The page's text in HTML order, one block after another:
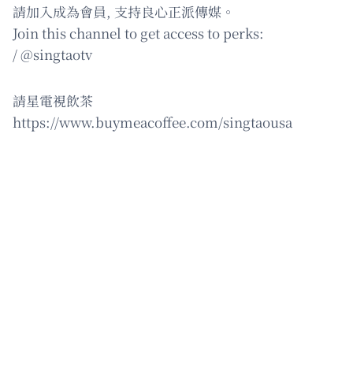
請加入成為會員, 支持良心正派傳媒。
Join this channel to get access to perks:
/ @singtaotv
請星電視飲茶
https://www.buymeacoffee.com/singtaousa